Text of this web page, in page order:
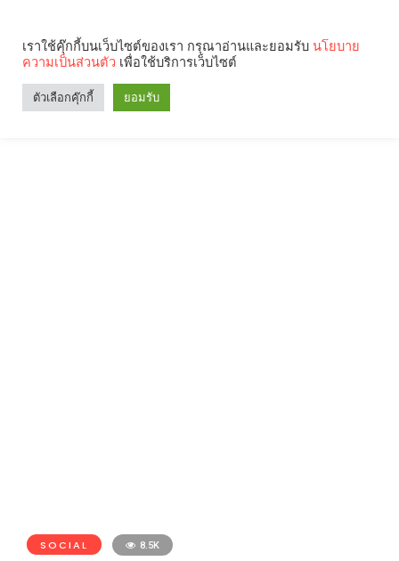
SOCIAL 8.5K
เราใช้คุ๊กกี้บนเว็บไซต์ของเรา กรุณาอ่านและยอมรับ นโยบาย
ความเป็นส่วนตัว เพื่อใช้บริการเว็บไซต์
ตัวเลือกคุ๊กกี้ ยอมรับ